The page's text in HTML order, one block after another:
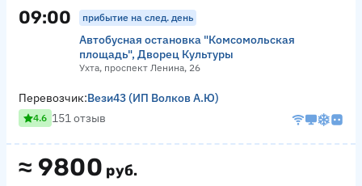
09:00 прибытие на след. день
Автобусная остановка "Комсомольская
площадь", Дворец Культуры
Ухта, проспект Ленина, 26
≈ 9800 руб.
Перевозчик:Вези43 (ИП Волков А.Ю)
4.6 151 отзыв